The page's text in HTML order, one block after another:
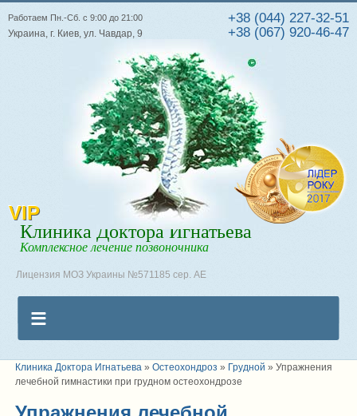
+38 (044) 227-32-51
+38 (067) 920-46-47
Работаем Пн.-Сб. с 9:00 до 21:00
Украина, г. Киев, ул. Чавдар, 9
VIP
Клиника Доктора Игнатьева
Комплексное лечение позвоночника
Лицензия МОЗ Украины №571185 сер. АЕ
Клиника Доктора Игнатьева » Остеохондроз » Грудной » Упражнения
лечебной гимнастики при грудном остеохондрозе